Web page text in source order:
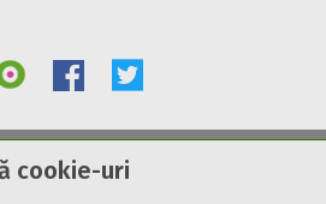
cookie-uri
Toate drepturile rezervate.